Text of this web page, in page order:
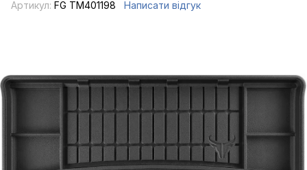
Артикул: FG TM401198 Написати відгук